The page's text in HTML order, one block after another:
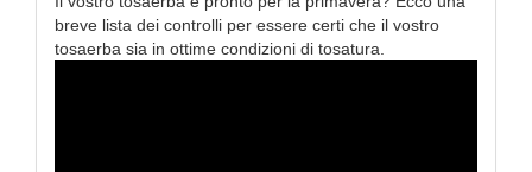
breve lista dei controlli per essere certi che il vostro
tosaerba sia in ottime condizioni di tosatura.